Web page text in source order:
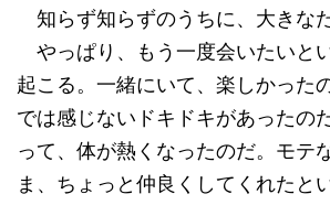
知らず知らずのうちに、大きな
やっぱり、もう一度会いたいと
起こる。一緒にいて、楽しかった
では感じないドキドキがあったの
って、体が熱くなったのだ。モテ
ま、ちょっと仲良くしてくれたと